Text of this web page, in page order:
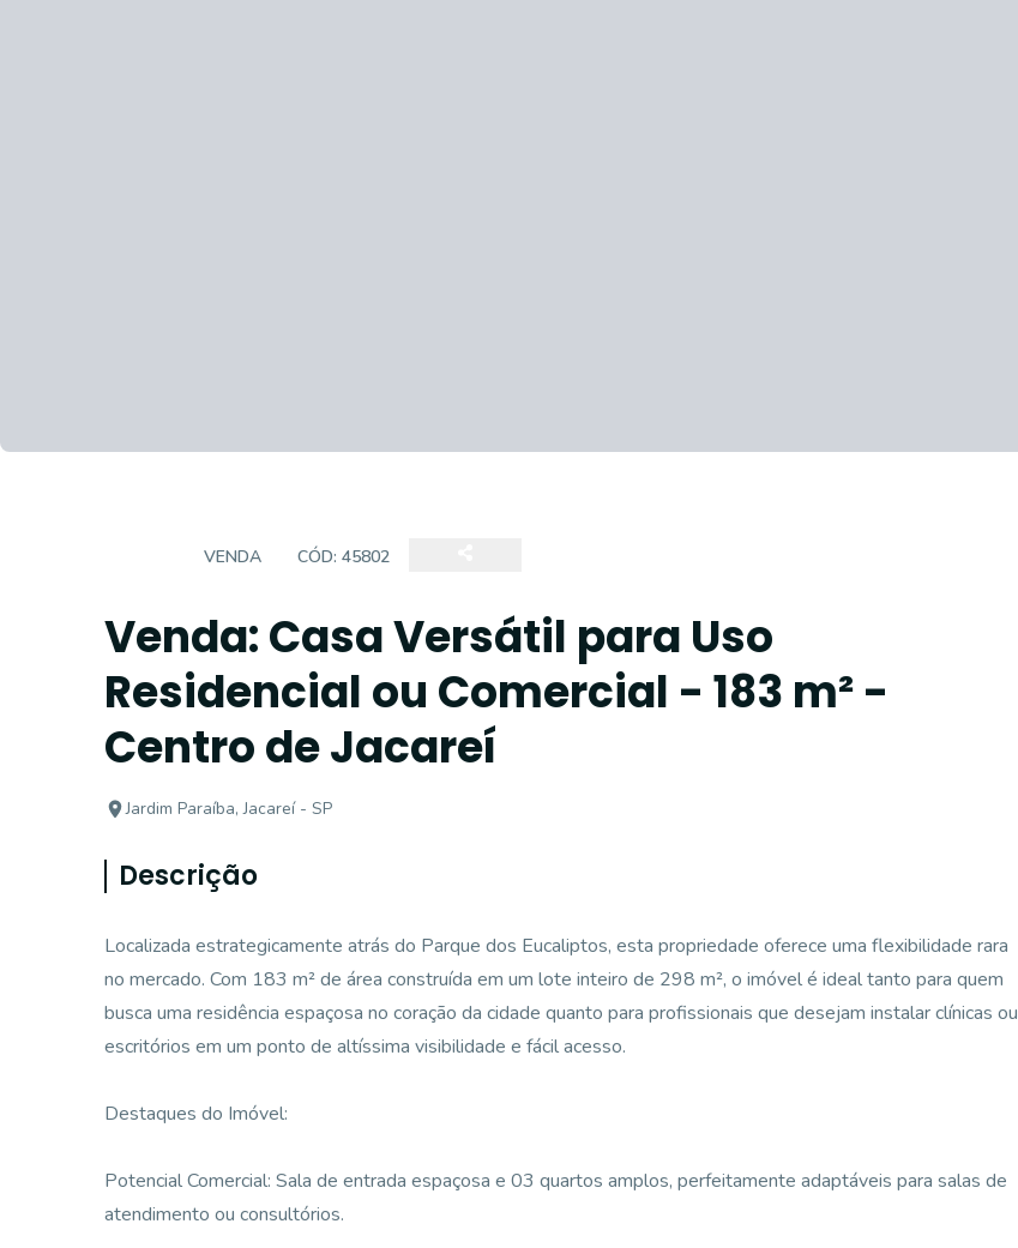
VENDA CÓD: 45802
Venda: Casa Versátil para Uso
Residencial ou Comercial - 183 m² -
Centro de Jacareí
Jardim Paraíba, Jacareí - SP
Descrição
Localizada estrategicamente atrás do Parque dos Eucaliptos, esta propriedade oferece uma flexibilidade rara
no mercado. Com 183 m² de área construída em um lote inteiro de 298 m², o imóvel é ideal tanto para quem
busca uma residência espaçosa no coração da cidade quanto para profissionais que desejam instalar clínicas ou
escritórios em um ponto de altíssima visibilidade e fácil acesso.
Destaques do Imóvel:
Potencial Comercial: Sala de entrada espaçosa e 03 quartos amplos, perfeitamente adaptáveis para salas de
atendimento ou consultórios.